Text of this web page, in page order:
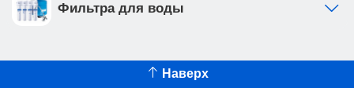
Фильтра для воды
Наверх